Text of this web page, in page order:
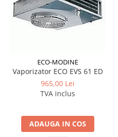
ECO-MODINE
Vaporizator ECO EVS 61 ED
965,00 Lei
TVA inclus
ADAUGA IN COS